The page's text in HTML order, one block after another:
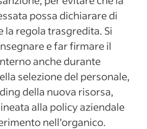
possa dichiarare di
la regola trasgredita. Si
e far firmare il
anche durante
selezione del personale,
della nuova risorsa,
alla policy aziendale
nell’organico.